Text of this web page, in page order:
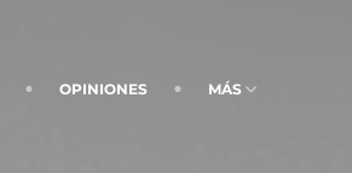
OPINIONES MÁS